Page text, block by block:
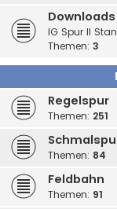
Downloads
IG Spur II
Themen: 3
Regelspur
Themen: 251
Themen: 84
Feldbahn
Themen: 91